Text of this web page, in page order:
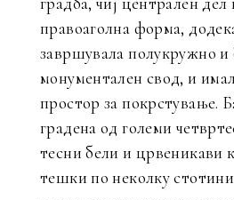
правоаголна форма,
завршувала полукружно и
монументален свод, и
простор за покрстување.
градена од големи
тесни бели и црвеникави
тешки по неколку